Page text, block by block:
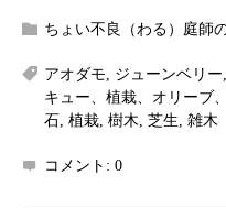
ちょい不良（わる）庭師
アオダモ ジューンベリー
キュー、植栽、オリーブ
石 植栽 樹木 芝生 雑木
コメント: 0